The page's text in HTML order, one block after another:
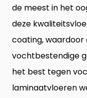
de meest in het
deze
coating, waardoor
vochtbestendige
het best tegen
laminaatvloeren